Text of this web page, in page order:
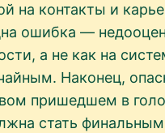
на контакты и
ошибка —
а не как на
Наконец,
пришедшем в
стать